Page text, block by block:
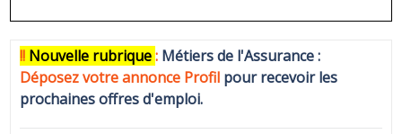
!! Nouvelle rubrique: Métiers de l'Assurance :
Déposez votre annonce Profil pour recevoir les
prochaines offres d'emploi.